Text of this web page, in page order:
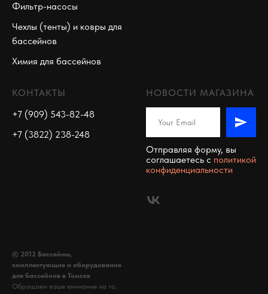
Фильтр-насосы
Чехлы (тенты) и ковры для
бассейнов
Химия для бассейнов
КОНТАКТЫ
+7 (909) 543-82-48
+7 (3822) 238-248
НОВОСТИ МАГАЗИНА
Отправляя форму, вы
соглашаетесь c политикой
конфиденциальности
© 2012 Бассейны,
комплектующие и оборудование
для бассейнов в Томске
Обращаем ваше внимание на то,